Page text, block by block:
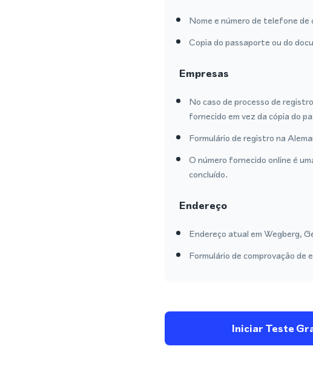
Nome e número de telefone
Copia do passaporte ou do
Empresas
No caso de processo de
fornecido em vez da cópia do
Formulário de registro na
O número fornecido online é
concluído.
Endereço
Endereço atual em Wegberg,
Formulário de comprovação de
Iniciar Teste